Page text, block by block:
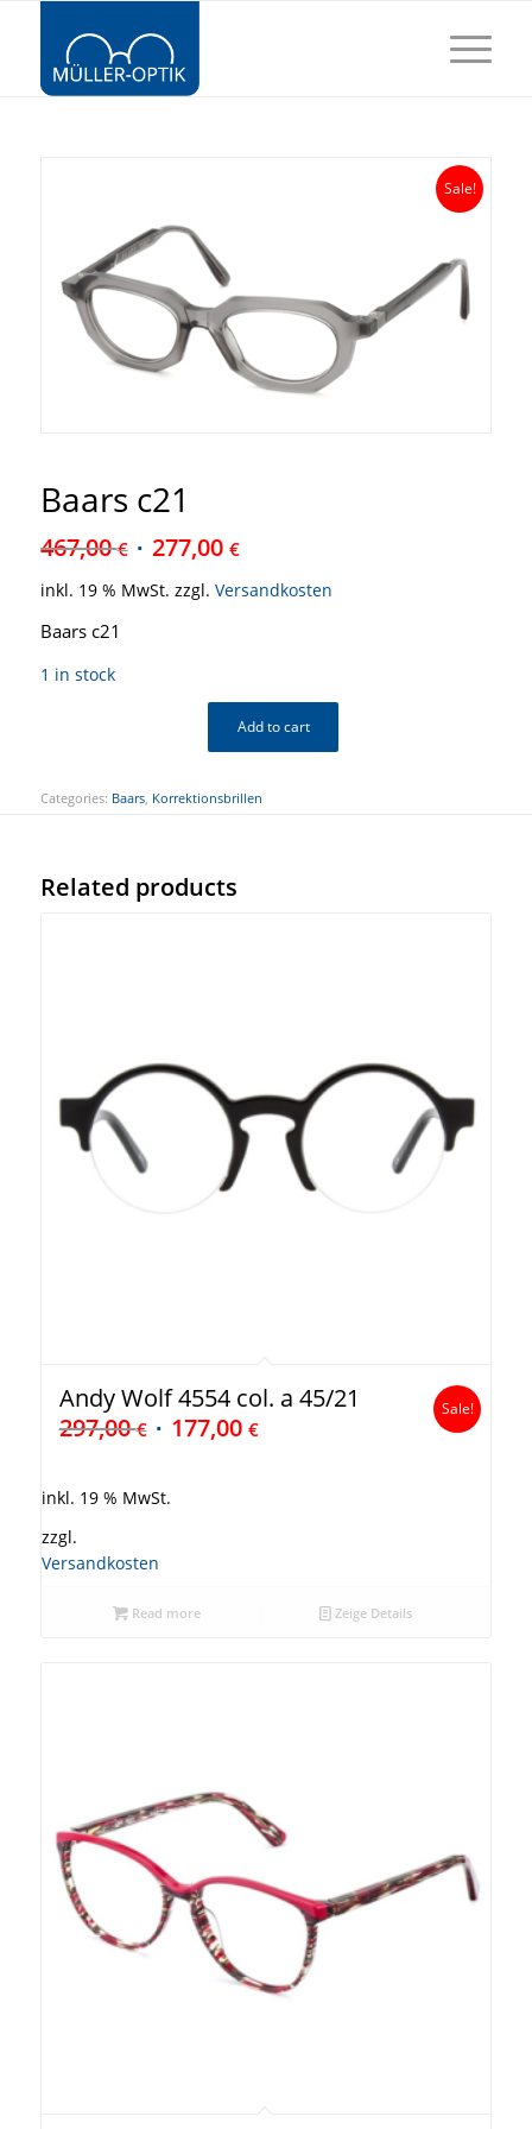
Sale!
Baars c21
467,00€ 277,00 €
inkl. 19 % MwSt. zzgl. Versandkosten
Baars c21
1 in stock
Add to cart
Categories: Baars, Korrektionsbrillen
Related products
Andy Wolf 4554 col. a 45/21
297,00€ 177,00 €
Sale!
inkl. 19 % MwSt.
zzgl.
Versandkosten
Read more Zeige Details